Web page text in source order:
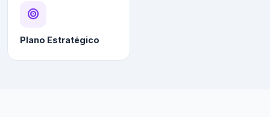
Plano Estratégico